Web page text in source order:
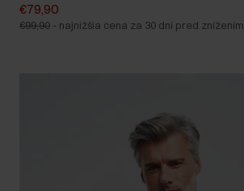
€79,90
€99,90 - najnižšia cena za 30 dní pred znížením